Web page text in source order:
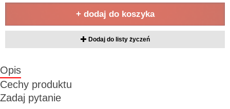
+ dodaj do koszyka
Dodaj do listy życzeń
Opis
Cechy produktu
Zadaj pytanie